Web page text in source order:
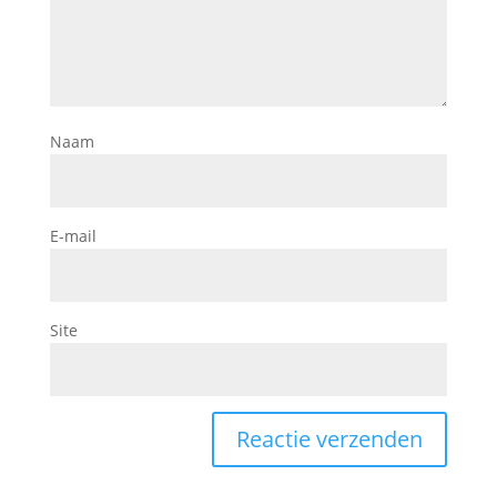
Naam
E-mail
Site